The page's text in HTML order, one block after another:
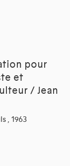
pour
et
/ Jean
, 1963